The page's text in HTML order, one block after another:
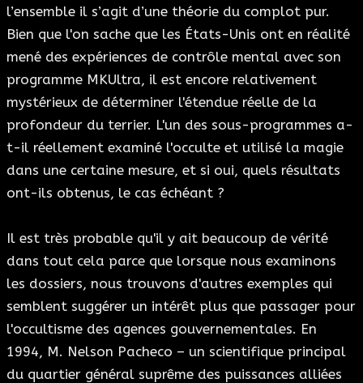
l’ensemble il s’agit d’une théorie du complot pur.
Bien que l'on sache que les États-Unis ont en réalité
mené des expériences de contrôle mental avec son
programme MKUltra, il est encore relativement
mystérieux de déterminer l'étendue réelle de la
profondeur du terrier. L'un des sous-programmes a-
t-il réellement examiné l'occulte et utilisé la magie
dans une certaine mesure, et si oui, quels résultats
ont-ils obtenus, le cas échéant ?
Il est très probable qu'il y ait beaucoup de vérité
dans tout cela parce que lorsque nous examinons
les dossiers, nous trouvons d'autres exemples qui
semblent suggérer un intérêt plus que passager pour
l'occultisme des agences gouvernementales. En
1994, M. Nelson Pacheco – un scientifique principal
du quartier général suprême des puissances alliées